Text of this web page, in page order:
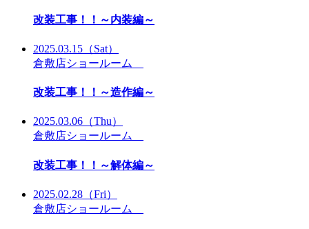
改装工事！！～内装編～
2025.03.15 （Sat）
倉敷店ショールーム
改装工事！！～造作編～
2025.03.06 （Thu）
倉敷店ショールーム
改装工事！！～解体編～
2025.02.28 （Fri）
倉敷店ショールーム